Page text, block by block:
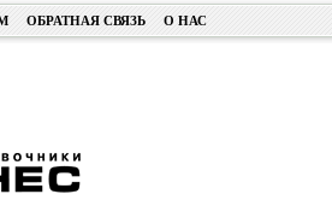
ОБРАТНАЯ СВЯЗЬ О НАС